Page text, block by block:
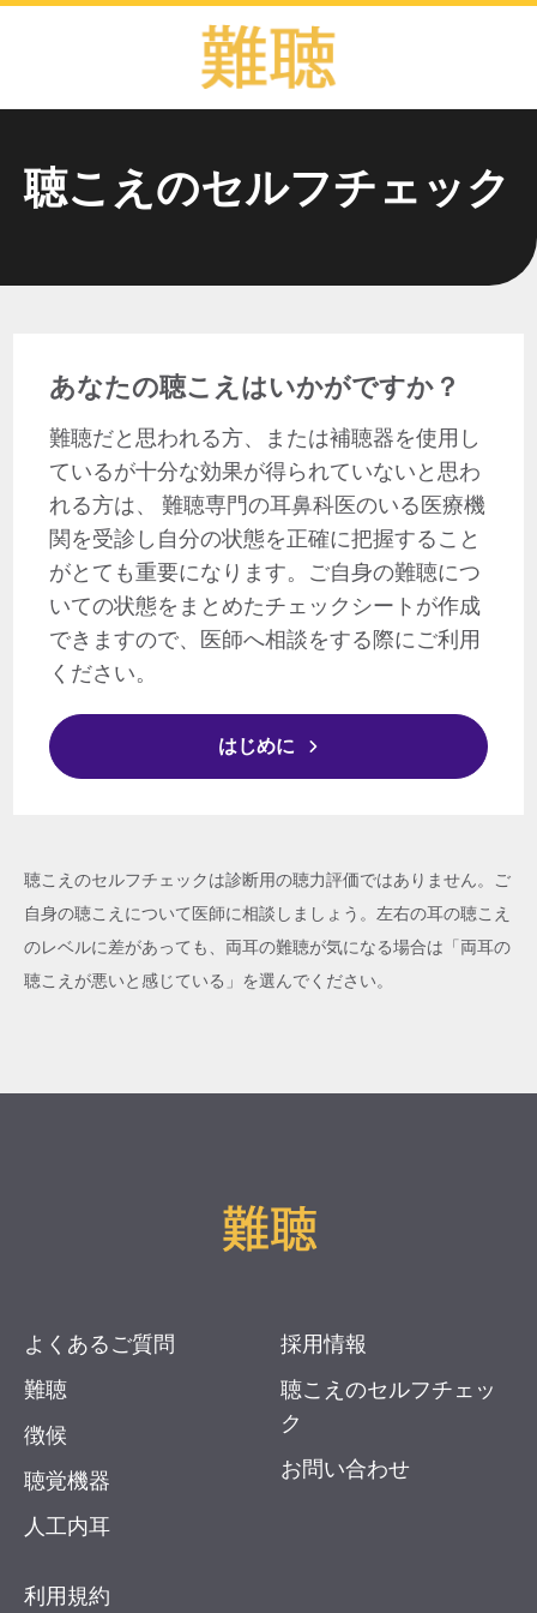
聴こえのセルフチェック
あなたの聴こえはいかがですか？
難聴だと思われる方、または補聴器を使用し
ているが十分な効果が得られていないと思わ
れる方は、 難聴専門の耳鼻科医のいる医療機
関を受診し自分の状態を正確に把握すること
がとても重要になります。ご自身の難聴につ
いての状態をまとめたチェックシートが作成
できますので、医師へ相談をする際にご利用
ください。
はじめに
聴こえのセルフチェックは診断用の聴力評価ではありません。ご
自身の聴こえについて医師に相談しましょう。左右の耳の聴こえ
のレベルに差があっても、両耳の難聴が気になる場合は「両耳の
聴こえが悪いと感じている」を選んでください。
よくあるご質問
難聴
徴候
聴覚機器
人工内耳
採用情報
聴こえのセルフチェッ
ク
お問い合わせ
利用規約